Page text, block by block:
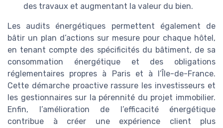
des travaux et augmentant la valeur du bien.
Les audits énergétiques permettent également de
bâtir un plan d’actions sur mesure pour chaque hôtel,
en tenant compte des spécificités du bâtiment, de sa
consommation énergétique et des obligations
réglementaires propres à Paris et à l’Île-de-France.
Cette démarche proactive rassure les investisseurs et
les gestionnaires sur la pérennité du projet immobilier.
Enfin, l’amélioration de l’efficacité énergétique
contribue à créer une expérience client plus